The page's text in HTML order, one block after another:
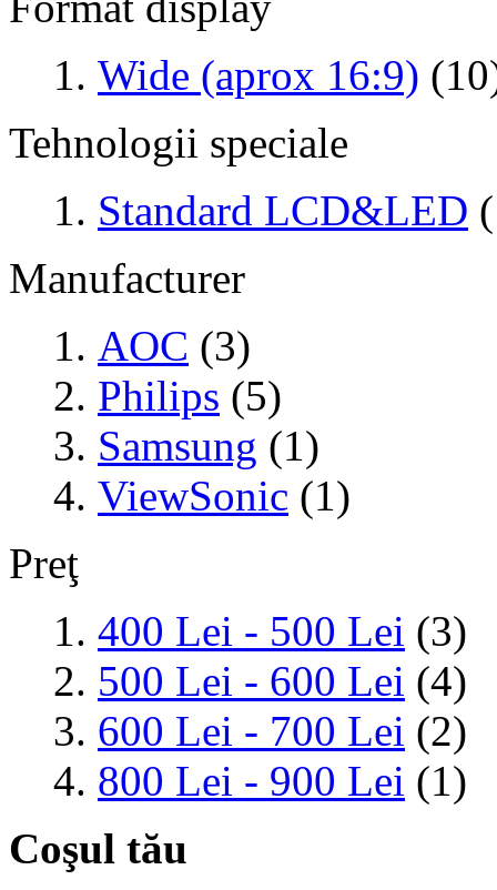
Wide (aprox 16:9)
Tehnologii speciale
Standard LCD&LED
Manufacturer
AOC (3)
Philips (5)
Samsung (1)
ViewSonic (1)
Preţ
400 Lei - 500 Lei (3)
500 Lei - 600 Lei (4)
600 Lei - 700 Lei (2)
800 Lei - 900 Lei (1)
Coşul tău